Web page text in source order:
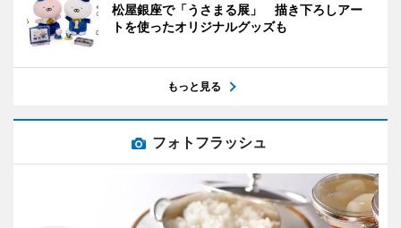
松屋銀座で「うさまる展」 描き下ろしアー
トを使ったオリジナルグッズも
もっと見る
フォトフラッシュ